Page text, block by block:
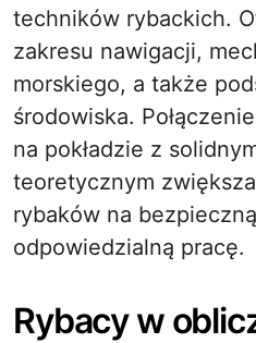
techników rybackich.
zakresu nawigacji,
morskiego, a także
środowiska.
na pokładzie z
teoretycznym
rybaków na
odpowiedzialną pracę.
Rybacy w